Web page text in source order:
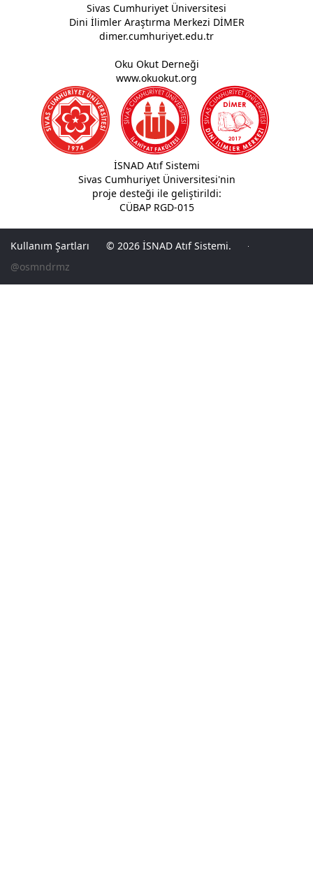
Sivas Cumhuriyet Üniversitesi
Dini İlimler Araştırma Merkezi DİMER
dimer.cumhuriyet.edu.tr
Oku Okut Derneği
www.okuokut.org
İSNAD Atıf Sistemi
Sivas Cumhuriyet Üniversitesi'nin
proje desteği ile geliştirildi:
CÜBAP RGD-015
Kullanım Şartları
© 2026 İSNAD Atıf Sistemi.
@osmndrmz